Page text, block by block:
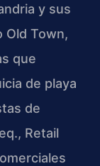
y sus
Old Town,
que
de playa
de
Retail